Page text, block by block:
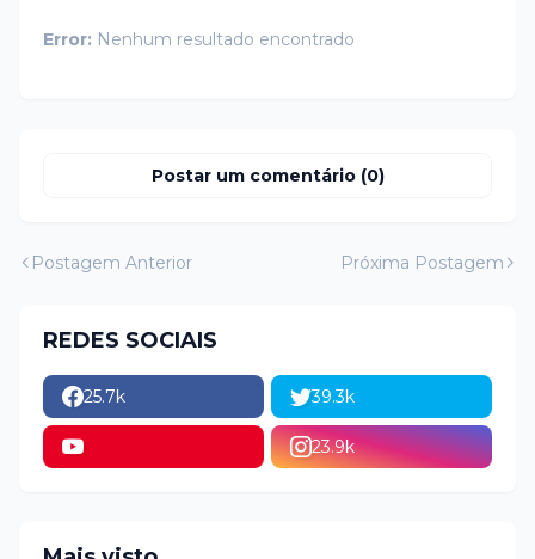
Error: Nenhum resultado encontrado
Postar um comentário (0)
Postagem Anterior Próxima Postagem
REDES SOCIAIS
25.7k 39.3k
23.9k